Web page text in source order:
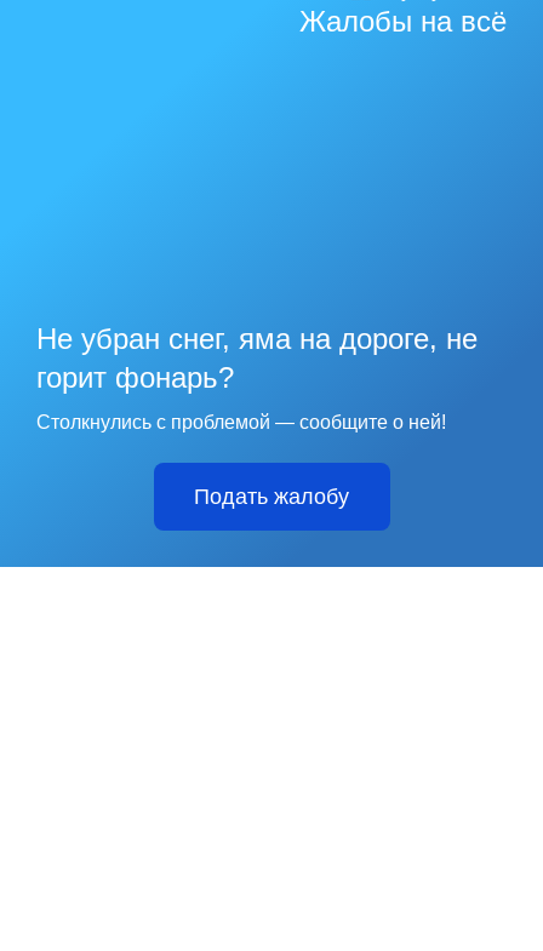
Жалобы на всё
Не убран снег, яма на дороге, не
горит фонарь?
Столкнулись с проблемой — сообщите о ней!
Подать жалобу